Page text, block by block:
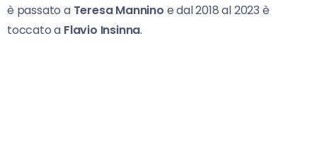
è passato a Teresa Mannino e dal 2018 al 2023 è
toccato a Flavio Insinna.